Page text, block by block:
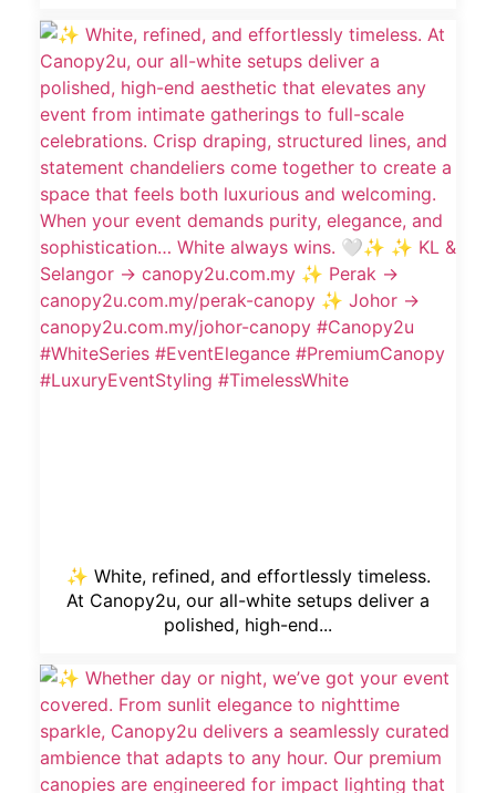
✨ White, refined, and effortlessly timeless.
At Canopy2u, our all-white setups deliver a
polished, high-end...